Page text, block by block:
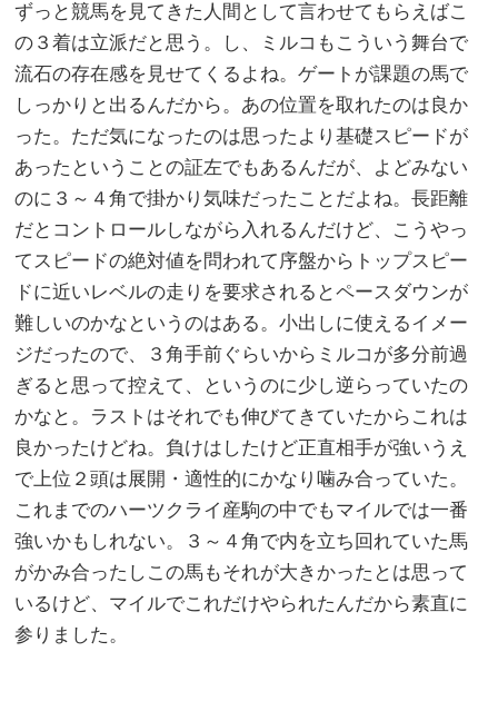
ずっと競馬を見てきた人間として言わせてもらえばこ
の３着は立派だと思う。し、ミルコもこういう舞台で
流石の存在感を見せてくるよね。ゲートが課題の馬で
しっかりと出るんだから。あの位置を取れたのは良か
った。ただ気になったのは思ったより基礎スピードが
あったということの証左でもあるんだが、よどみない
のに３～４角で掛かり気味だったことだよね。長距離
だとコントロールしながら入れるんだけど、こうやっ
てスピードの絶対値を問われて序盤からトップスピー
ドに近いレベルの走りを要求されるとペースダウンが
難しいのかなというのはある。小出しに使えるイメー
ジだったので、３角手前ぐらいからミルコが多分前過
ぎると思って控えて、というのに少し逆らっていたの
かなと。ラストはそれでも伸びてきていたからこれは
良かったけどね。負けはしたけど正直相手が強いうえ
で上位２頭は展開・適性的にかなり噛み合っていた。
これまでのハーツクライ産駒の中でもマイルでは一番
強いかもしれない。３～４角で内を立ち回れていた馬
がかみ合ったしこの馬もそれが大きかったとは思って
いるけど、マイルでこれだけやられたんだから素直に
参りました。